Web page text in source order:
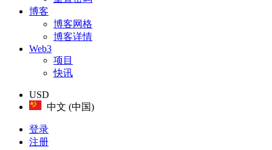
博客
博客网格
博客详情
Web3
项目
快讯
USD
中文 (中国)
登录
注册